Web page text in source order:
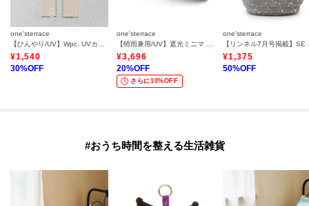
one'sterrace
¥1,540
30%OFF
one'sterrace
¥3,696
20%OFF
さらに10%OFF
one'sterrace
¥1,375
50%OFF
#おうち時間を整える生活雑貨